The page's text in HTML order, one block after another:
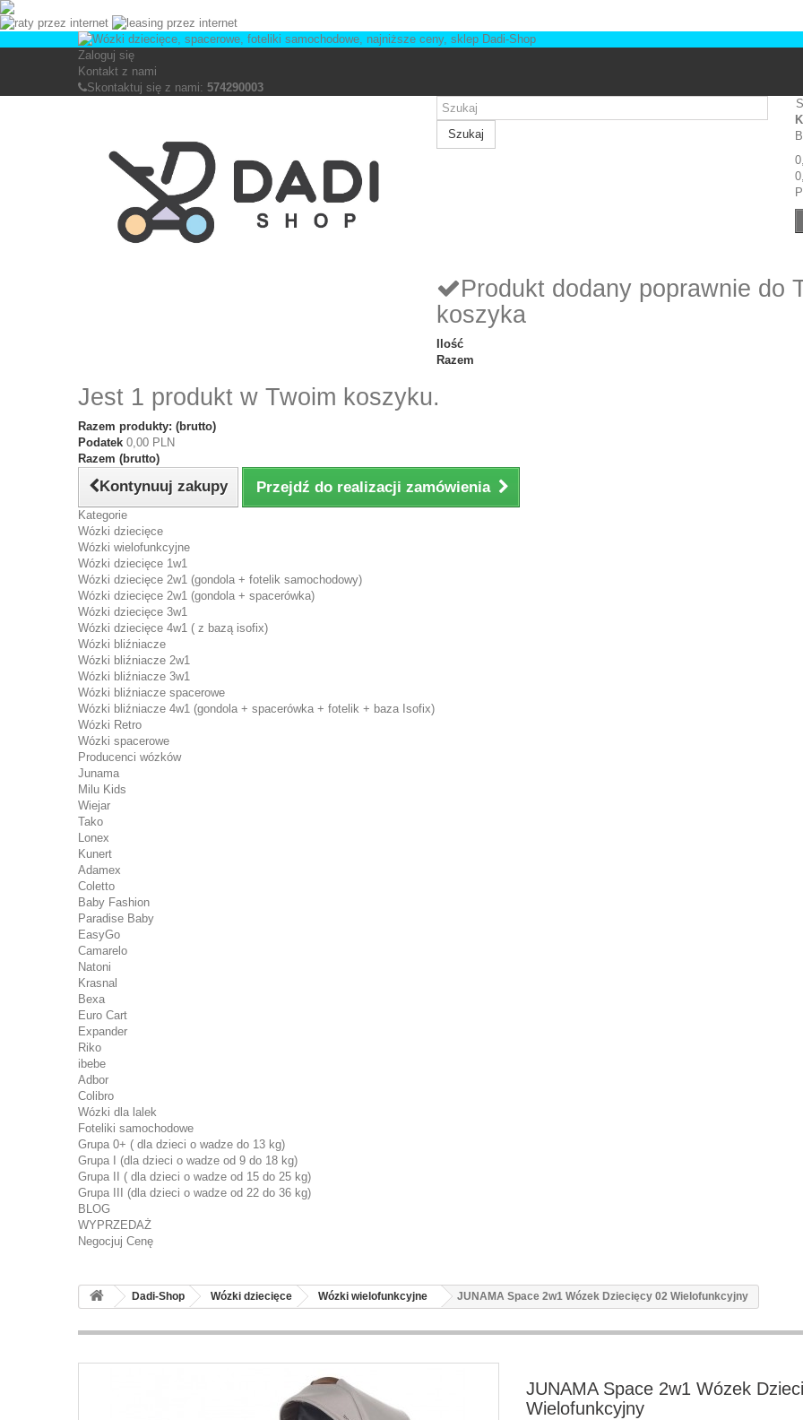
Zaloguj się
Kontakt z nami
Skontaktuj się z nami: 574290003
Szukaj
Produkt dodany poprawnie do
koszyka
Ilość
Razem
Jest 1 produkt w Twoim koszyku.
Razem produkty: (brutto)
Podatek 0,00 PLN
Razem (brutto)
Kontynuuj zakupy Przejdź do realizacji zamówienia
Kategorie
Wózki dziecięce
Wózki wielofunkcyjne
Wózki dziecięce 1w1
Wózki dziecięce 2w1 (gondola + fotelik samochodowy)
Wózki dziecięce 2w1 (gondola + spacerówka)
Wózki dziecięce 3w1
Wózki dziecięce 4w1 ( z bazą isofix)
Wózki bliźniacze
Wózki bliźniacze 2w1
Wózki bliźniacze 3w1
Wózki bliźniacze spacerowe
Wózki bliźniacze 4w1 (gondola + spacerówka + fotelik + baza Isofix)
Wózki Retro
Wózki spacerowe
Producenci wózków
Junama
Milu Kids
Wiejar
Tako
Lonex
Kunert
Adamex
Coletto
Baby Fashion
Paradise Baby
EasyGo
Camarelo
Natoni
Krasnal
Bexa
Euro Cart
Expander
Riko
ibebe
Adbor
Colibro
Wózki dla lalek
Foteliki samochodowe
Grupa 0+ ( dla dzieci o wadze do 13 kg)
Grupa I (dla dzieci o wadze od 9 do 18 kg)
Grupa II ( dla dzieci o wadze od 15 do 25 kg)
Grupa III (dla dzieci o wadze od 22 do 36 kg)
BLOG
WYPRZEDAŻ
Negocjuj Cenę
Dadi-Shop Wózki dziecięce Wózki wielofunkcyjne JUNAMA Space 2w1 Wózek Dziecięcy 02 Wielofunkcyjny
JUNAMA Space 2w1 Wózek
Wielofunkcyjny